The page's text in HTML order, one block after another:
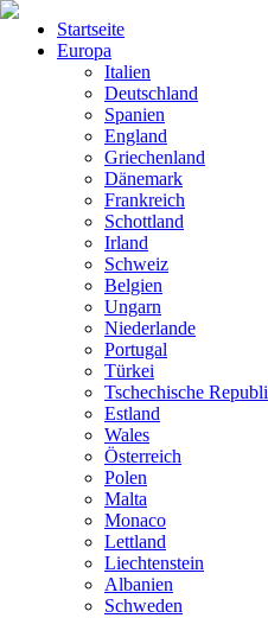
Startseite
Europa
Italien
Deutschland
Spanien
England
Griechenland
Dänemark
Frankreich
Schottland
Irland
Schweiz
Belgien
Ungarn
Niederlande
Portugal
Türkei
Tschechische
Estland
Wales
Österreich
Polen
Malta
Monaco
Lettland
Liechtenstein
Albanien
Schweden